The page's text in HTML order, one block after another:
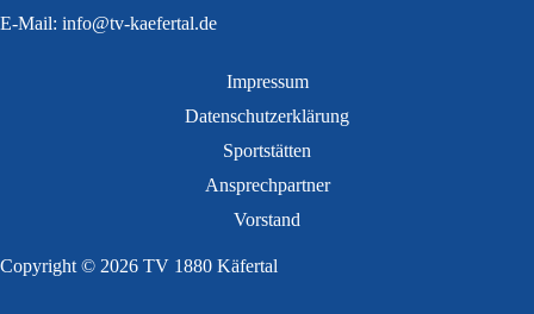
E-Mail: info@tv-kaefertal.de
Impressum
Datenschutzerklärung
Sportstätten
Ansprechpartner
Vorstand
Copyright © 2026 TV 1880 Käfertal